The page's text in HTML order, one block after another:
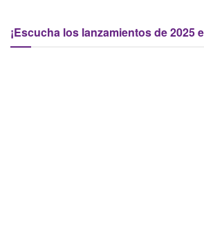
¡Escucha los lanzamientos de 2025